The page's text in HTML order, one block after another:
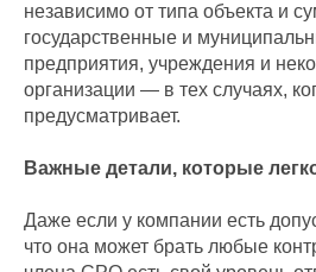
независимо от типа объекта и
государственные и
предприятия, учреждения и
организации — в тех случаях,
предусматривает.
Важные детали, которые
Даже если у компании есть
что она может брать любые